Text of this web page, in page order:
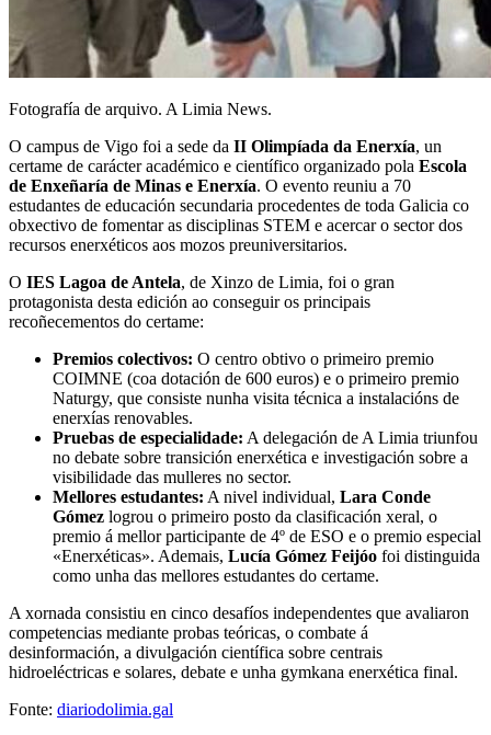
Fotografía de arquivo. A Limia News.
O campus de Vigo foi a sede da II Olimpíada da Enerxía, un
certame de carácter académico e científico organizado pola Escola
de Enxeñaría de Minas e Enerxía. O evento reuniu a 70
estudantes de educación secundaria procedentes de toda Galicia co
obxectivo de fomentar as disciplinas STEM e acercar o sector dos
recursos enerxéticos aos mozos preuniversitarios.
O IES Lagoa de Antela, de Xinzo de Limia, foi o gran
protagonista desta edición ao conseguir os principais
recoñecementos do certame:
Premios colectivos: O centro obtivo o primeiro premio
COIMNE (coa dotación de 600 euros) e o primeiro premio
Naturgy, que consiste nunha visita técnica a instalacións de
enerxías renovables.
Pruebas de especialidade: A delegación de A Limia triunfou
no debate sobre transición enerxética e investigación sobre a
visibilidade das mulleres no sector.
Mellores estudantes: A nivel individual, Lara Conde
Gómez logrou o primeiro posto da clasificación xeral, o
premio á mellor participante de 4º de ESO e o premio especial
«Enerxéticas». Ademais, Lucía Gómez Feijóo foi distinguida
como unha das mellores estudantes do certame.
A xornada consistiu en cinco desafíos independentes que avaliaron
competencias mediante probas teóricas, o combate á
desinformación, a divulgación científica sobre centrais
hidroeléctricas e solares, debate e unha gymkana enerxética final.
Fonte: diariodolimia.gal